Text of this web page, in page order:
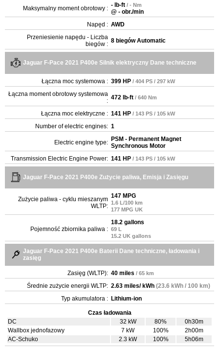
Maksymalny moment obrotowy : - lb-ft / - Nm
@ - obr./min
Napęd : AWD
Przeniesienie napędu - Liczba
biegów : 8 biegów Automatic
Jaguar F-Pace 2021 P400e Silnik elektryczny Dane techniczne
Łączna moc systemowa : 399 HP / 404 PS / 297 kW
Łączna moment obrotowy systemowa
: 472 lb-ft / 640 Nm
Łączna moc elektryczne : 141 HP / 143 PS / 105 kW
Number of electric engines: 1
Electric engine type: PSM - Permanent Magnet
Synchronous Motor
Transmission Electric Engine Power: 141 HP / 143 PS / 105 kW
Jaguar F-Pace 2021 P400e Zużycie paliwa, Emisja i Zasięgu
Zużycie paliwa - cyklu mieszanym
WLTP:
147 MPG
1.6 L/100 km
177 MPG UK
Pojemność zbiornika paliwa :
18.2 gallons
69 L
15.2 UK gallons
Jaguar F-Pace 2021 P400e Baterii Dane techniczne, ładowania i
zasięg
Zasięg (WLTP): 40 miles / 65 km
Średnie zużycie energii WLTP: 2.63 miles/ kWh (23.6 kWh / 100 km)
Typ akumulatora : Lithium-ion
Czas ładowania
DC
32 kW 80%
0h30m
Wallbox jednofazowy
7 kW 100%
2h00m
AC-Schuko
2.3 kW 100% 5h06m